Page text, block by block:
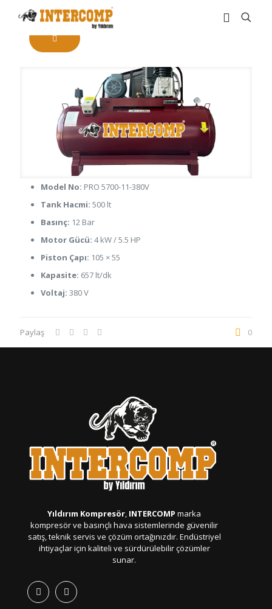
Model No: PRO 5700-11-380V
Tank Hacmi: 500 lt
Basınç: 12 Bar
Motor Gücü: 4 kW / 5.5 HP
Piston Çapı: 105 × 55
Kapasite: 657 lt/dk
Voltaj: 380 V
Paylaş 0
Yıldırım Kompresör, INTERCOMP marka
kompresör ve basınçlı hava sistemlerinde güvenilir
satış, teknik servis ve çözüm ortağınızdır. Endüstriyel
ihtiyaçlar için kaliteli ve sürdürülebilir çözümler
sunar.